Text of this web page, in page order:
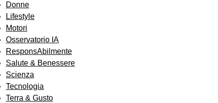
Donne
Lifestyle
Motori
Osservatorio IA
ResponsAbilmente
Salute & Benessere
Scienza
Tecnologia
Terra & Gusto